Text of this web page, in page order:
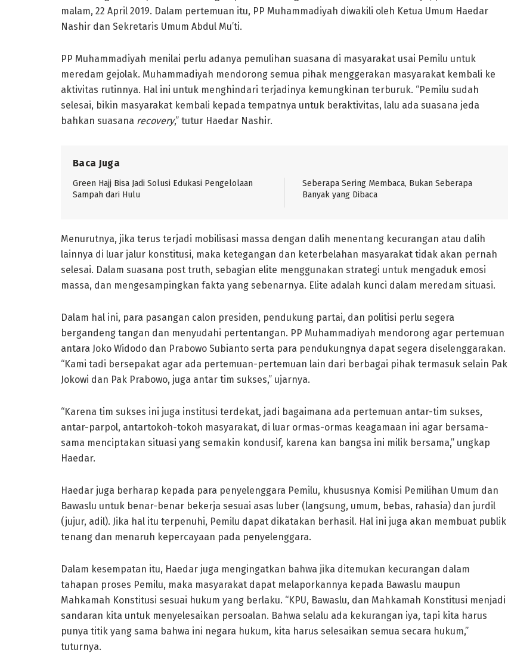
malam, 22 April 2019. Dalam pertemuan itu, PP Muhammadiyah diwakili oleh Ketua Umum Haedar
Nashir dan Sekretaris Umum Abdul Mu’ti.
PP Muhammadiyah menilai perlu adanya pemulihan suasana di masyarakat usai Pemilu untuk
meredam gejolak. Muhammadiyah mendorong semua pihak menggerakan masyarakat kembali ke
aktivitas rutinnya. Hal ini untuk menghindari terjadinya kemungkinan terburuk. “Pemilu sudah
selesai, bikin masyarakat kembali kepada tempatnya untuk beraktivitas, lalu ada suasana jeda
bahkan suasana recovery,” tutur Haedar Nashir.
Baca Juga
Green Hajj Bisa Jadi Solusi Edukasi Pengelolaan
Sampah dari Hulu
Seberapa Sering Membaca, Bukan Seberapa
Banyak yang Dibaca
Menurutnya, jika terus terjadi mobilisasi massa dengan dalih menentang kecurangan atau dalih
lainnya di luar jalur konstitusi, maka ketegangan dan keterbelahan masyarakat tidak akan pernah
selesai. Dalam suasana post truth, sebagian elite menggunakan strategi untuk mengaduk emosi
massa, dan mengesampingkan fakta yang sebenarnya. Elite adalah kunci dalam meredam situasi.
Dalam hal ini, para pasangan calon presiden, pendukung partai, dan politisi perlu segera
bergandeng tangan dan menyudahi pertentangan. PP Muhammadiyah mendorong agar pertemuan
antara Joko Widodo dan Prabowo Subianto serta para pendukungnya dapat segera diselenggarakan.
“Kami tadi bersepakat agar ada pertemuan-pertemuan lain dari berbagai pihak termasuk selain Pak
Jokowi dan Pak Prabowo, juga antar tim sukses,” ujarnya.
“Karena tim sukses ini juga institusi terdekat, jadi bagaimana ada pertemuan antar-tim sukses,
antar-parpol, antartokoh-tokoh masyarakat, di luar ormas-ormas keagamaan ini agar bersama-
sama menciptakan situasi yang semakin kondusif, karena kan bangsa ini milik bersama,” ungkap
Haedar.
Haedar juga berharap kepada para penyelenggara Pemilu, khususnya Komisi Pemilihan Umum dan
Bawaslu untuk benar-benar bekerja sesuai asas luber (langsung, umum, bebas, rahasia) dan jurdil
(jujur, adil). Jika hal itu terpenuhi, Pemilu dapat dikatakan berhasil. Hal ini juga akan membuat publik
tenang dan menaruh kepercayaan pada penyelenggara.
Dalam kesempatan itu, Haedar juga mengingatkan bahwa jika ditemukan kecurangan dalam
tahapan proses Pemilu, maka masyarakat dapat melaporkannya kepada Bawaslu maupun
Mahkamah Konstitusi sesuai hukum yang berlaku. “KPU, Bawaslu, dan Mahkamah Konstitusi menjadi
sandaran kita untuk menyelesaikan persoalan. Bahwa selalu ada kekurangan iya, tapi kita harus
punya titik yang sama bahwa ini negara hukum, kita harus selesaikan semua secara hukum,”
tuturnya.